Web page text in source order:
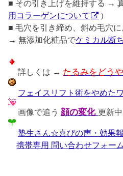
■ その引き上げを維持する →
用コラーゲンについて
）
■ 毛穴を引き締め、斜め毛穴
→ 無添加化粧品でケミカル断ち
詳しくは → たるみをどう
フェイスリフト術をやめた
画像で追う 顔の変化更新
塾生さん☆喜びの声・効果
携帯専用 問い合わせフォーム